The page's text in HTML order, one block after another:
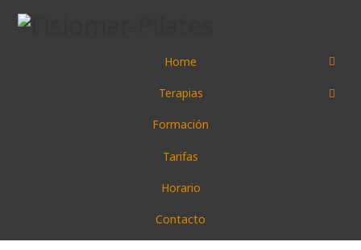
Home
Terapias
Formación
Tarifas
Horario
Contacto